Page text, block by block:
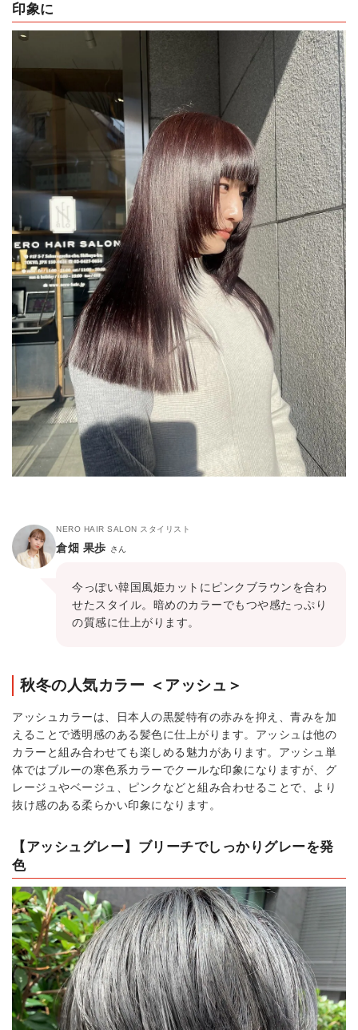
印象に
NERO HAIR SALON スタイリスト
倉畑 果歩 さん
今っぽい韓国風姫カットにピンクブラウンを合わ
せたスタイル。暗めのカラーでもつや感たっぷり
の質感に仕上がります。
秋冬の人気カラー ＜アッシュ＞
アッシュカラーは、日本人の黒髪特有の赤みを抑え、青みを加
えることで透明感のある髪色に仕上がります。アッシュは他の
カラーと組み合わせても楽しめる魅力があります。アッシュ単
体ではブルーの寒色系カラーでクールな印象になりますが、グ
レージュやベージュ、ピンクなどと組み合わせることで、より
抜け感のある柔らかい印象になります。
【アッシュグレー】ブリーチでしっかりグレーを発
色